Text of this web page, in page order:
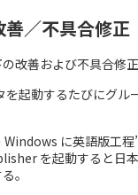
／不具合修正
改善および不具合修
を起動するたびにグル
Windows に英語版工
を起動すると日
。